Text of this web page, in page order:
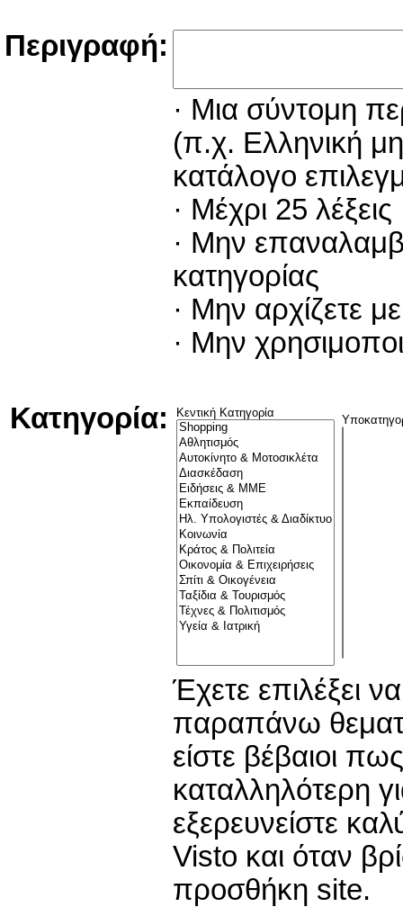
Περιγραφή:
· Μια σύντομη
(π.χ. Ελληνική
κατάλογο
· Μέχρι 25 λέξεις
· Μην
κατηγορίας
· Μην αρχίζετε
· Μην
Κατηγορία: Κεντική Κατηγορία
Έχετε επιλέξει
παραπάνω
είστε βέβαιοι
καταλληλότερη
εξερευνείστε
Visto και όταν
προσθήκη site.